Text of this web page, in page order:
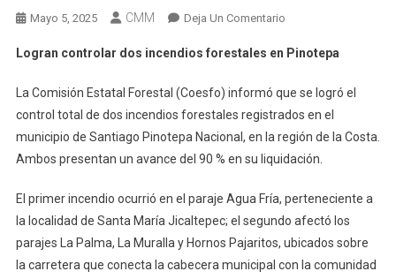
Mayo 5, 2025 CMM Deja Un ComentarioEn
Controlar
Incendios
Forestales
En
Pinotepa
Logran controlar dos incendios forestales en Pinotepa
La Comisión Estatal Forestal (Coesfo) informó que se logró el
control total de dos incendios forestales registrados en el
municipio de Santiago Pinotepa Nacional, en la región de la Costa.
Ambos presentan un avance del 90 % en su liquidación.
El primer incendio ocurrió en el paraje Agua Fría, perteneciente a
la localidad de Santa María Jicaltepec; el segundo afectó los
parajes La Palma, La Muralla y Hornos Pajaritos, ubicados sobre
la carretera que conecta la cabecera municipal con la comunidad